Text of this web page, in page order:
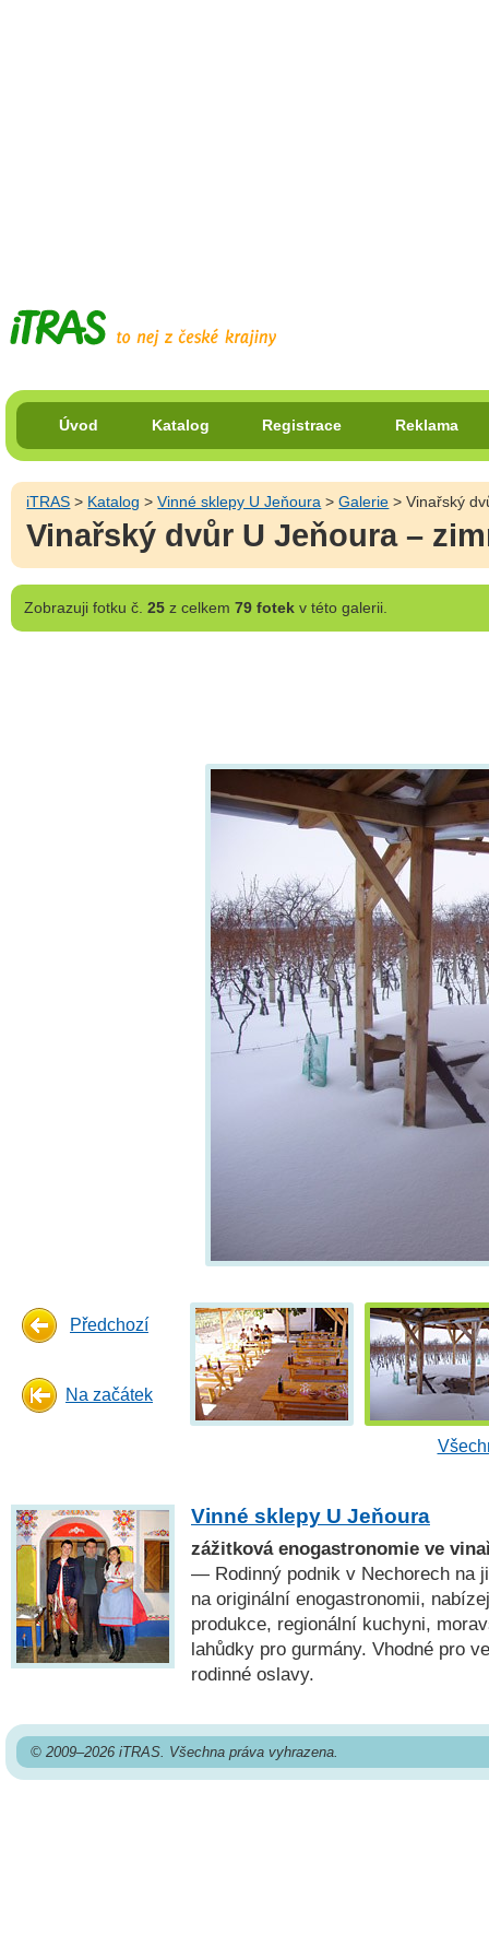
Úvod Katalog Registrace Reklama
iTRAS > Katalog >Vinné sklepy U Jeňoura >Galerie > Vinařský
Vinařský dvůr U Jeňoura –
Zobrazujifotku č. 25z celkem 79 fotekv této galerii.
Předchozí
Na začátek
Vinné sklepy U Jeňoura
zážitková enogastronomie ve
— Rodinný podnik v Nechorech na
na originální enogastronomii,
produkce, regionální kuchyni,
lahůdky pro gurmány. Vhodné pro
rodinné oslavy.
© 2009–2026 iTRAS. Všechna práva vyhrazena.